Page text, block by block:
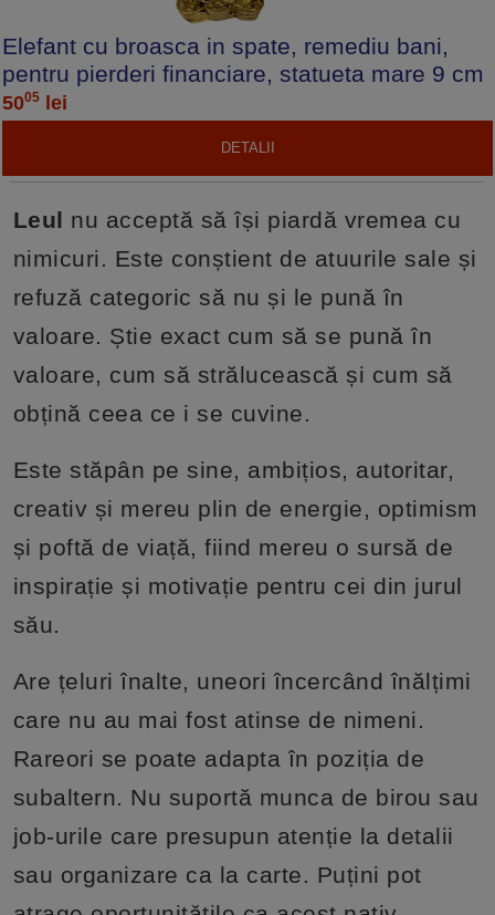
Elefant cu broasca in spate, remediu bani,
pentru pierderi financiare, statueta mare 9 cm
5005 lei
DETALII
Leul nu acceptă să își piardă vremea cu
nimicuri. Este conștient de atuurile sale și
refuză categoric să nu și le pună în
valoare. Știe exact cum să se pună în
valoare, cum să strălucească și cum să
obțină ceea ce i se cuvine.
Este stăpân pe sine, ambițios, autoritar,
creativ și mereu plin de energie, optimism
și poftă de viață, fiind mereu o sursă de
inspirație și motivație pentru cei din jurul
său.
Are țeluri înalte, uneori încercând înălțimi
care nu au mai fost atinse de nimeni.
Rareori se poate adapta în poziția de
subaltern. Nu suportă munca de birou sau
job-urile care presupun atenție la detalii
sau organizare ca la carte. Puțini pot